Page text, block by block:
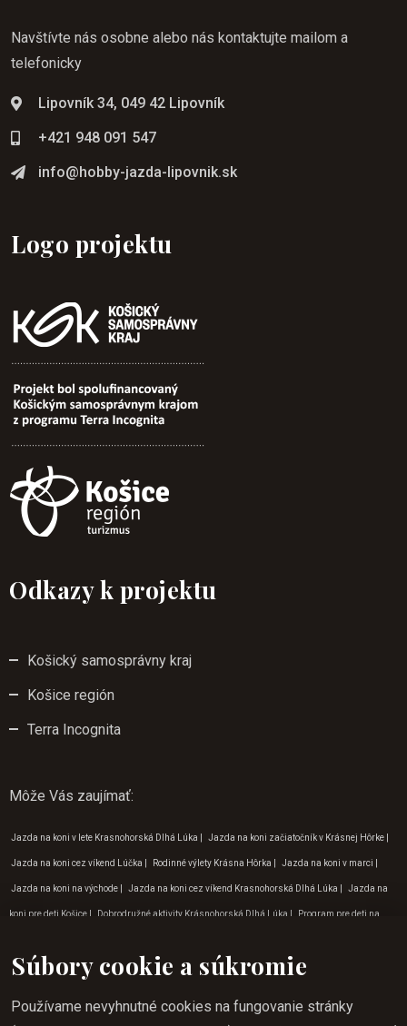
Navštívte nás osobne alebo nás kontaktujte mailom a
telefonicky
Lipovník 34, 049 42 Lipovník
+421 948 091 547
info@hobby-jazda-lipovnik.sk
Logo projektu
Odkazy k projektu
Košický samosprávny kraj
Košice región
Terra Incognita
Môže Vás zaujímať:
Jazda na koni v lete Krasnohorská Dlhá Lúka Jazda na koni začiatočník v Krásnej Hôrke
Jazda na koni cez víkend Lúčka Rodinné výlety Krásna Hôrka Jazda na koni v marci
Jazda na koni na východe Jazda na koni cez víkend Krasnohorská Dlhá Lúka Jazda na
koni pre deti Košice Dobrodružné aktivity Krásnohorská Dlhá Lúka Program pre deti na
pre deti v prírode Krásnohorská Dlhá Lúka| Dobrodružné aktivity na východe
Jazda na koni do prírody Krásna Hôrka Dovolenka jazda na koni Krásnohorská
Súbory cookie a súkromie
Používame nevyhnutné cookies na fungovanie stránky